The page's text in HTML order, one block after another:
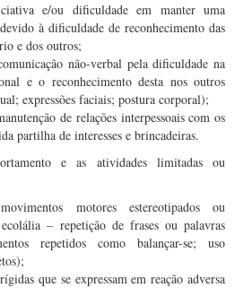
e/ou dificuldade em manter uma
à dificuldade de reconhecimento das
e dos outros;
não-verbal pela dificuldade na
e o reconhecimento desta nos outros
expressões faciais; postura corporal);
de relações interpessoais com os
partilha de interesses e brincadeiras.
e as atividades limitadas ou
motores estereotipados ou
– repetição de frases ou palavras
repetidos como balançar-se; uso
que se expressam em reação adversa